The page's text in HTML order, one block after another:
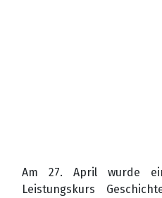
Am 27. April wurde
Leistungskurs